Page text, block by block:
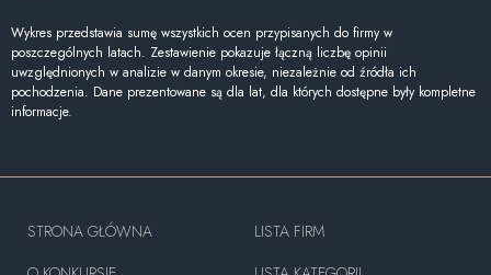
Wykres przedstawia sumę wszystkich ocen przypisanych do firmy w
poszczególnych latach. Zestawienie pokazuje łączną liczbę opinii
uwzględnionych w analizie w danym okresie, niezależnie od źródła ich
pochodzenia. Dane prezentowane są dla lat, dla których dostępne były kompletne
informacje.
STRONA GŁÓWNA
LISTA FIRM